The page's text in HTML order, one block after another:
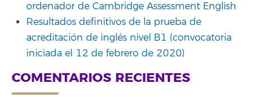
ordenador de Cambridge Assessment English
Resultados definitivos de la prueba de
acreditación de inglés nivel B1 (convocatoria
iniciada el 12 de febrero de 2020)
COMENTARIOS RECIENTES